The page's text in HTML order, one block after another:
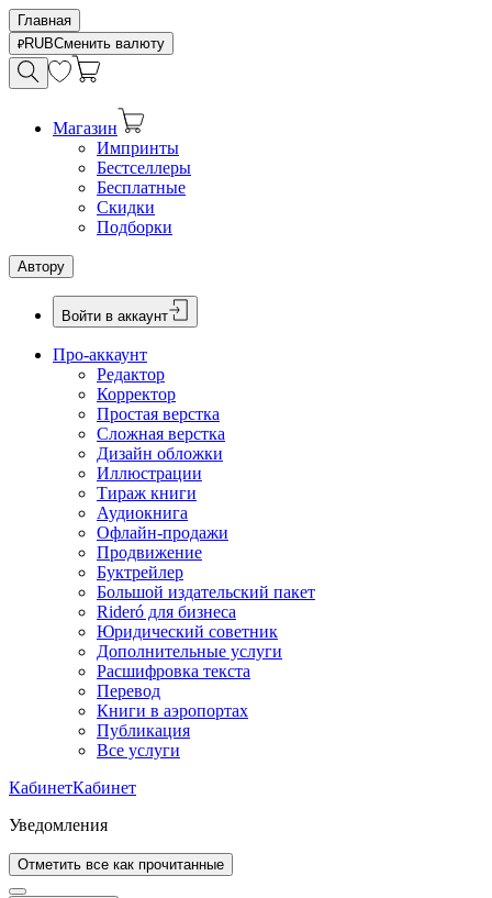
Главная
RUBСменить валюту
Магазин
Импринты
Бестселлеры
Бесплатные
Скидки
Подборки
Автору
Войти в аккаунт
Про-аккаунт
Редактор
Корректор
Простая верстка
Сложная верстка
Дизайн обложки
Иллюстрации
Тираж книги
Аудиокнига
Офлайн-продажи
Продвижение
Буктрейлер
Большой издательский пакет
Rideró для бизнеса
Юридический советник
Дополнительные услуги
Расшифровка текста
Перевод
Книги в аэропортах
Публикация
Все услуги
КабинетКабинет
Уведомления
Отметить все как прочитанные